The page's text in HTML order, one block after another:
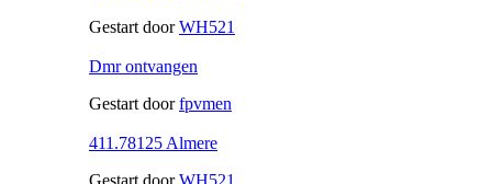
Gestart doorWH521
Dmr ontvangen
Gestart doorfpvmen
411.78125 Almere
Gestart doorWH521